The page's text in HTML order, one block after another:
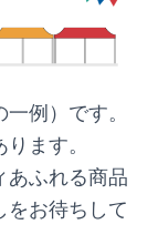
例）です。
ます。
あふれる商品
をお待ちして